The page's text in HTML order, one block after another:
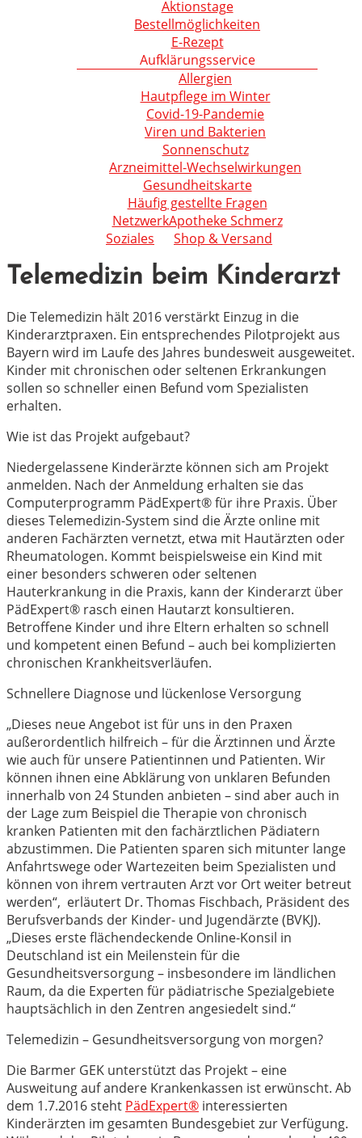
Aktionstage
Bestellmöglichkeiten
E-Rezept
Aufklärungsservice
Allergien
Hautpflege im Winter
Covid-19-Pandemie
Viren und Bakterien
Sonnenschutz
Arzneimittel-Wechselwirkungen
Gesundheitskarte
Häufig gestellte Fragen
NetzwerkApotheke Schmerz
Soziales
Shop & Versand
Telemedizin beim Kinderarzt
Die Telemedizin hält 2016 verstärkt Einzug in die
Kinderarztpraxen. Ein entsprechendes Pilotprojekt aus
Bayern wird im Laufe des Jahres bundesweit ausgeweitet.
Kinder mit chronischen oder seltenen Erkrankungen
sollen so schneller einen Befund vom Spezialisten
erhalten.
Wie ist das Projekt aufgebaut?
Niedergelassene Kinderärzte können sich am Projekt
anmelden. Nach der Anmeldung erhalten sie das
Computerprogramm PädExpert® für ihre Praxis. Über
dieses Telemedizin-System sind die Ärzte online mit
anderen Fachärzten vernetzt, etwa mit Hautärzten oder
Rheumatologen. Kommt beispielsweise ein Kind mit
einer besonders schweren oder seltenen
Hauterkrankung in die Praxis, kann der Kinderarzt über
PädExpert® rasch einen Hautarzt konsultieren.
Betroffene Kinder und ihre Eltern erhalten so schnell
und kompetent einen Befund – auch bei komplizierten
chronischen Krankheitsverläufen.
Schnellere Diagnose und lückenlose Versorgung
„Dieses neue Angebot ist für uns in den Praxen
außerordentlich hilfreich – für die Ärztinnen und Ärzte
wie auch für unsere Patientinnen und Patienten. Wir
können ihnen eine Abklärung von unklaren Befunden
innerhalb von 24 Stunden anbieten – sind aber auch in
der Lage zum Beispiel die Therapie von chronisch
kranken Patienten mit den fachärztlichen Pädiatern
abzustimmen. Die Patienten sparen sich mitunter lange
Anfahrtswege oder Wartezeiten beim Spezialisten und
können von ihrem vertrauten Arzt vor Ort weiter betreut
werden“, erläutert Dr. Thomas Fischbach, Präsident des
Berufsverbands der Kinder- und Jugendärzte (BVKJ).
„Dieses erste flächendeckende Online-Konsil in
Deutschland ist ein Meilenstein für die
Gesundheitsversorgung – insbesondere im ländlichen
Raum, da die Experten für pädiatrische Spezialgebiete
hauptsächlich in den Zentren angesiedelt sind.“
Telemedizin – Gesundheitsversorgung von morgen?
Die Barmer GEK unterstützt das Projekt – eine
Ausweitung auf andere Krankenkassen ist erwünscht. Ab
dem 1.7.2016 steht PädExpert® interessierten
Kinderärzten im gesamten Bundesgebiet zur Verfügung.